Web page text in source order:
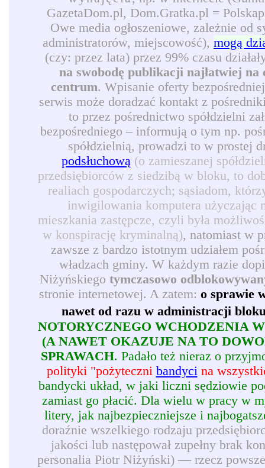
GazetaDom.pl, Dom.Gratka.pl =
Owe media ogłoszeniowe, zależnie
administratorów, miejscowość), mogą
(czy: przez lata) przez 99% czasu
na swobodę publikacji najłatwiej
centrum. Wpisanie oferty
serwis może doradzać kontakt z
to przez pośrednictwo spółdzielni
bezpośredniego – informują o tym np.
spółdzielnią, prowadzi to w prostej
podsłuchową (o zamieszanej
przedsiębiorców z siedzibą w bloku, to
realiach gospodarczych; sąsiadom,
inwigilowania komputera użyczając
mieszkania zastępcze, czyli była
w konspirację kryminalną), natomiast w
zawsze z bardzo istotnym udziałem
władzach gminy. W każdym razie
Niżyńskiego tymczasowo
stronie internetowej. A zatem: o sprawie
nawet od razu w administracji
NOTORYCZNEGO WCHODZENIA
(A NAWET OKAZUJE NA TO
SPRAWACH. Padało też nieraz o
polityki "pożyteczni bandycina
bandycki układ, w jaki liczni sędziowie
zamiast go płacić. Dla wielu w pracy w
litery, jak najbezpieczniejsze i
doraźnie wszelkiego rodzaju
jakości lub następował zupełny brak
personalia Piotr Niżyński) — rzecz